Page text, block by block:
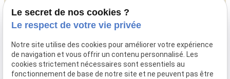
Essonnes.
01 88 24 23 34
Adresse
Le secret de nos cookies ?
Le respect de votre vie privée
Notre site utilise des cookies pour améliorer votre expérience
de navigation et vous offrir un contenu personnalisé. Les
cookies strictement nécessaires sont essentiels au
fonctionnement de base de notre site et ne peuvent pas être